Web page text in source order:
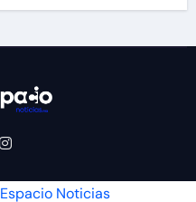
Espacio Noticias